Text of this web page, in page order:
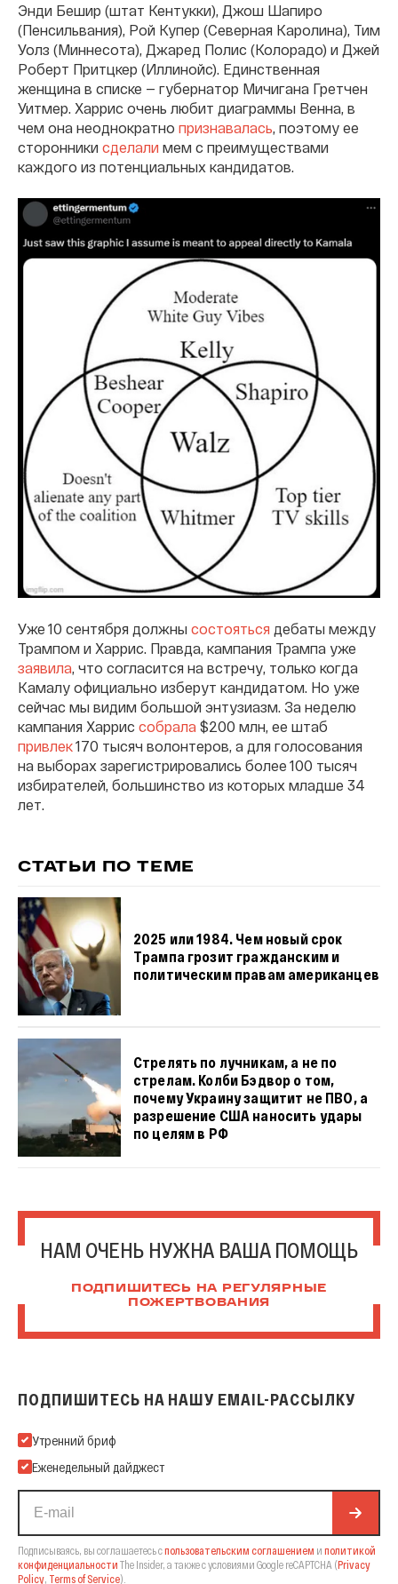
Энди Бешир (штат Кентукки), Джош Шапиро
(Пенсильвания), Рой Купер (Северная Каролина), Тим
Уолз (Миннесота), Джаред Полис (Колорадо) и Джей
Роберт Притцкер (Иллинойс). Единственная
женщина в списке — губернатор Мичигана Гретчен
Уитмер. Харрис очень любит диаграммы Венна, в
чем она неоднократно признавалась, поэтому ее
сторонники сделали мем с преимуществами
каждого из потенциальных кандидатов.
Уже 10 сентября должны состояться дебаты между
Трампом и Харрис. Правда, кампания Трампа уже
заявила, что согласится на встречу, только когда
Камалу официально изберут кандидатом. Но уже
сейчас мы видим большой энтузиазм. За неделю
кампания Харрис собрала $200 млн, ее штаб
привлек170 тысяч волонтеров, а для голосования
на выборах зарегистрировались более 100 тысяч
избирателей, большинство из которых младше 34
лет.
СТАТЬИ ПО ТЕМЕ
2025 или 1984. Чем новый срок
Трампа грозит гражданским и
политическим правам американцев
Стрелять по лучникам, а не по
стрелам. Колби Бэдвор о том,
почему Украину защитит не ПВО, а
разрешение США наносить удары
по целям в РФ
НАМ ОЧЕНЬ НУЖНА ВАША ПОМОЩЬ
ПОДПИШИТЕСЬ НА РЕГУЛЯРНЫЕ
ПОЖЕРТВОВАНИЯ
ПОДПИШИТЕСЬ НА НАШУ EMAIL-РАССЫЛКУ
Подпишитесь на нашу Email-рассылку
Утренний бриф
Еженедельный дайджест
Подписываясь, вы соглашаетесь спользовательским соглашением и политикой
конфиденциальности The Insider, а также с условиями Google reCAPTCHA (Privacy
Policy, Terms of Service).